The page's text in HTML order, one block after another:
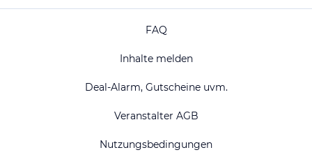
FAQ
Inhalte melden
Deal-Alarm, Gutscheine uvm.
Veranstalter AGB
Nutzungsbedingungen